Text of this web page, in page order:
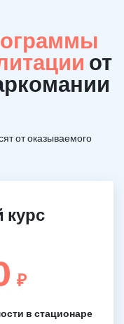
от
от оказываемого
курс
₽
в стационаре